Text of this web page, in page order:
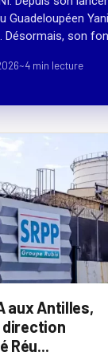
Guadeloupéen
Désormais, son
~4 min lecture
aux Antilles,
direction
Réu...